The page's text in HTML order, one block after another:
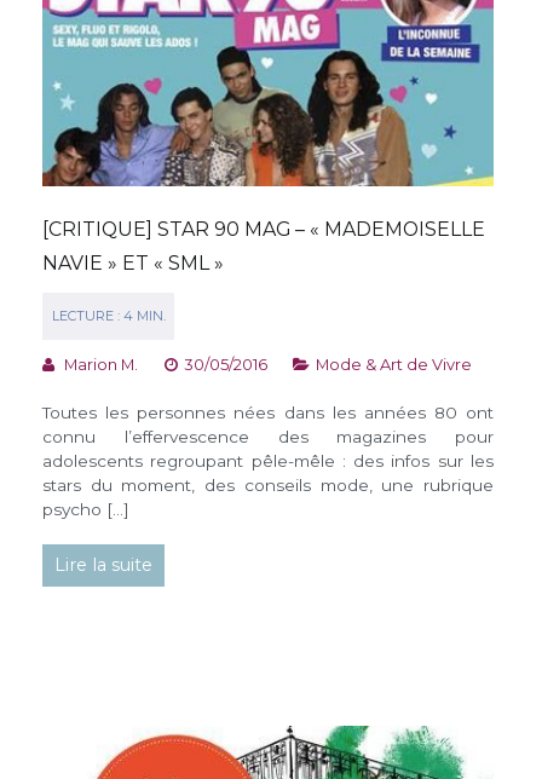
[CRITIQUE] STAR 90 MAG – « MADEMOISELLE
NAVIE » ET « SML »
Marion M. 30/05/2016 Mode & Art de Vivre
Toutes les personnes nées dans les années 80 ont
connu l’effervescence des magazines pour
adolescents regroupant pêle-mêle : des infos sur les
stars du moment, des conseils mode, une rubrique
psycho […]
Lire la suite